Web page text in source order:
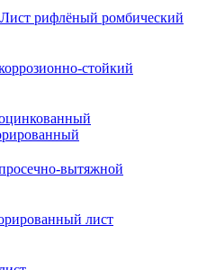
Лист рифлёный ромбический
стойкий
вытяжной
лист